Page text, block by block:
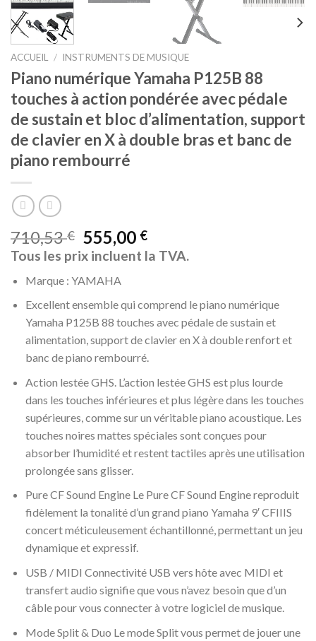
ACCUEIL / INSTRUMENTS DE MUSIQUE
Piano numérique Yamaha P125B 88
touches à action pondérée avec pédale
de sustain et bloc d’alimentation, support
de clavier en X à double bras et banc de
piano rembourré
710,53€ 555,00 €
Tous les prix incluent la TVA.
Marque : YAMAHA
Excellent ensemble qui comprend le piano numérique
Yamaha P125B 88 touches avec pédale de sustain et
alimentation, support de clavier en X à double renfort et
banc de piano rembourré.
Action lestée GHS. L’action lestée GHS est plus lourde
dans les touches inférieures et plus légère dans les touches
supérieures, comme sur un véritable piano acoustique. Les
touches noires mattes spéciales sont conçues pour
absorber l’humidité et restent tactiles après une utilisation
prolongée sans glisser.
Pure CF Sound Engine Le Pure CF Sound Engine reproduit
fidèlement la tonalité d’un grand piano Yamaha 9′ CFIIIS
concert méticuleusement échantillonné, permettant un jeu
dynamique et expressif.
USB / MIDI Connectivité USB vers hôte avec MIDI et
transfert audio signifie que vous n’avez besoin que d’un
câble pour vous connecter à votre logiciel de musique.
Mode Split & Duo Le mode Split vous permet de jouer une